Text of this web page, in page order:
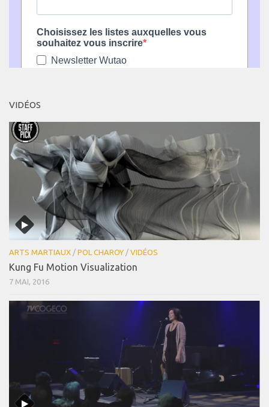
VIDÉOS
ARTS MARTIAUX / POL CHAROY / VIDÉOS
Kung Fu Motion Visualization
7 MAI, 2016